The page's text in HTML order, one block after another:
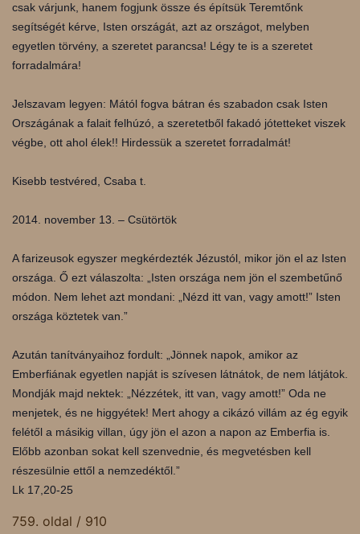
csak várjunk, hanem fogjunk össze és építsük Teremtőnk
segítségét kérve, Isten országát, azt az országot, melyben
egyetlen törvény, a szeretet parancsa! Légy te is a szeretet
forradalmára!
Jelszavam legyen: Mától fogva bátran és szabadon csak Isten
Országának a falait felhúzó, a szeretetből fakadó jótetteket viszek
végbe, ott ahol élek!! Hirdessük a szeretet forradalmát!
Kisebb testvéred, Csaba t.
2014. november 13. – Csütörtök
A farizeusok egyszer megkérdezték Jézustól, mikor jön el az Isten
országa. Ő ezt válaszolta: „Isten országa nem jön el szembetűnő
módon. Nem lehet azt mondani: „Nézd itt van, vagy amott!” Isten
országa köztetek van.”
Azután tanítványaihoz fordult: „Jönnek napok, amikor az
Emberfiának egyetlen napját is szívesen látnátok, de nem látjátok.
Mondják majd nektek: „Nézzétek, itt van, vagy amott!” Oda ne
menjetek, és ne higgyétek! Mert ahogy a cikázó villám az ég egyik
felétől a másikig villan, úgy jön el azon a napon az Emberfia is.
Előbb azonban sokat kell szenvednie, és megvetésben kell
részesülnie ettől a nemzedéktől.”
Lk 17,20-25
759. oldal / 910